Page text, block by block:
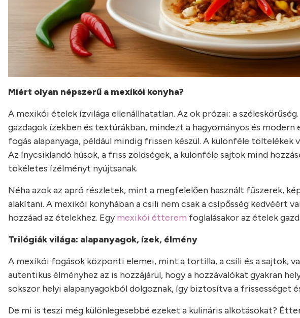
Miért olyan népszerű a mexikói konyha?
A mexikói ételek ízvilága ellenállhatatlan. Az ok prózai: a széleskörűség.
gazdagok ízekben és textúrákban, mindezt a hagyományos és
fogás alapanyaga, például mindig frissen készül. A különféle
Az ínycsiklandó húsok, a friss zöldségek, a különféle sajtok mind
tökéletes ízélményt nyújtsanak.
Néha azok az apró részletek, mint a megfelelően használt fűszerek,
alakítani. A mexikói konyhában a csili nem csak a csípősség kedvéért
hozzáad az ételekhez. Egymexikói étterem foglalásakor az ételek
Trilógiák világa: alapanyagok, ízek, élmény
A mexikói fogások központi elemei, mint a tortilla, a csili és a sajtok,
autentikus élményhez az is hozzájárul, hogy a hozzávalókat gyakran
sokszor helyi alapanyagokból dolgoznak, így biztosítva a frissességet
De mi is teszi még különlegesebbé ezeket a kulináris alkotásokat?